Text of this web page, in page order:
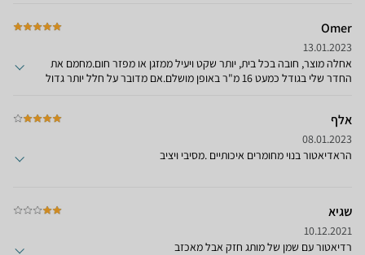
לסחוב את הוצר לנקודת שירות ולהישאר בלי הרדיאוטר בימים הקרים של
השנה בזמן שרכשתי אותו בשיל הימים האלה וקנייתי את המוצר היקר ולא
הזול שבשוק
Omer
13.01.2023
אחלה מוצר, חובה בכל בית, יותר שקט ויעיל ממזגן או מפזר חום.מחמם את
החדר שלי בגודל כמעט 16 מ"ר באופן מושלם.אם מדובר על חלל יותר גדול
אלף
08.01.2023
הראדיאטור בנוי מחומרים איכותיים .מסיבי ויציב
שגיא
10.12.2021
רדיאטור עם שמן של מותג חזק אבל מאכזב